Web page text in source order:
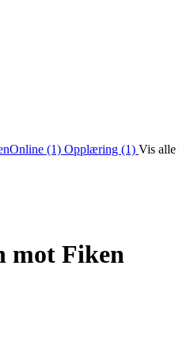
(1) Opplæring (1) Vis alle
mot Fiken